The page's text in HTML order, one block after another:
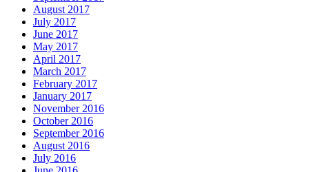
August 2017
July 2017
June 2017
May 2017
April 2017
March 2017
February 2017
January 2017
November 2016
October 2016
September 2016
August 2016
July 2016